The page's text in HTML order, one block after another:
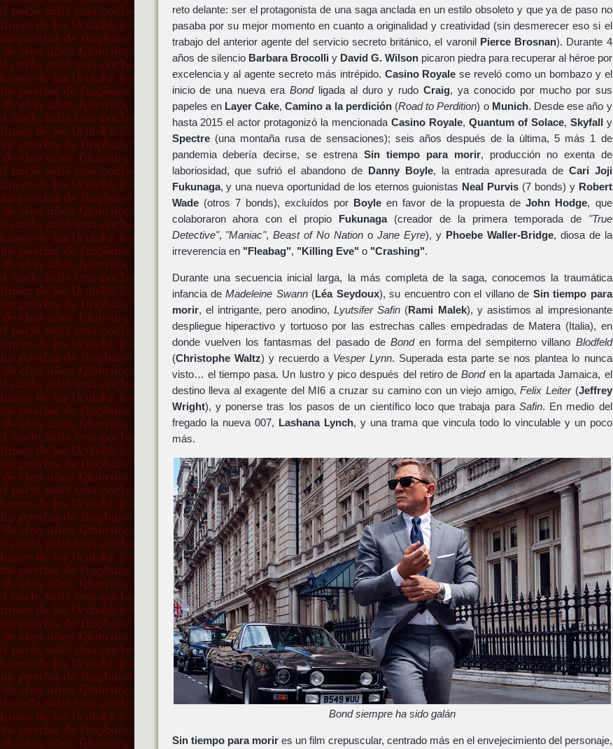
reto delante: ser el protagonista de una saga anclada en un estilo obsoleto y que ya de paso no
pasaba por su mejor momento en cuanto a originalidad y creatividad (sin desmerecer eso si el
trabajo del anterior agente del servicio secreto británico, el varonil Pierce Brosnan). Durante 4
años de silencio Barbara Brocolli y David G. Wilsonpicaron piedra para recuperar al héroe por
excelencia y al agente secreto más intrépido. Casino Royale se reveló como un bombazo y el
inicio de una nueva eraBondligada al duro y rudo Craig, ya conocido por mucho por sus
papeles en Layer Cake,Camino a la perdición(Road to Perdition) o Munich. Desde ese año y
hasta 2015 el actor protagonizó la mencionada Casino Royale, Quantum of Solace, Skyfall y
Spectre(una montaña rusa de sensaciones); seis años después de la última, 5 más 1 de
pandemia debería decirse, se estrenaSin tiempo para morir, producción no exenta de
laboriosidad, que sufrió el abandono de Danny Boyle, la entrada apresurada de Cari Joji
Fukunaga, y una nueva oportunidad de los eternos guionistas Neal Purvis (7 bonds) y Robert
Wade(otros 7 bonds), excluídos por Boyleen favor de la propuesta deJohn Hodge, que
colaboraron ahora con el propio Fukunaga(creador de la primera temporada de "True
Detective", "Maniac",Beast of No Nation oJane Eyre), y Phoebe Waller-Bridge, diosa de la
irreverencia en "Fleabag", "Killing Eve" o "Crashing".
Durante una secuencia inicial larga, la más completa de la saga, conocemos la traumática
infancia deMadeleine Swann(Léa Seydoux), su encuentro con el villano de Sin tiempo para
morir, el intrigante, pero anodino, Lyutsifer Safin (Rami Malek), y asistimos al impresionante
despliegue hiperactivo y tortuoso por las estrechas calles empedradas de Matera (Italia), en
donde vuelven los fantasmas del pasado deBonden forma del sempiterno villano Blodfeld
(Christophe Waltz) y recuerdo a Vesper Lynn. Superada esta parte se nos plantea lo nunca
visto… el tiempo pasa. Un lustro y pico después del retiro deBonden la apartada Jamaica, el
destino lleva al exagente del MI6 a cruzar su camino con un viejo amigo,Felix Leiter(Jeffrey
Wright), y ponerse tras los pasos de un científico loco que trabaja para Safin. En medio del
fregado la nueva 007, Lashana Lynch, y una trama que vincula todo lo vinculable y un poco
más.
Bond siempre ha sido galán
Sin tiempo para morires un film crepuscular, centrado más en el envejecimiento del personaje,